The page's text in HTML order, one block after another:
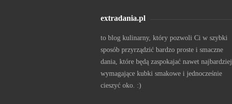
extradania.pl
to blog kulinarny, który pozwoli Ci w szybki
sposób przyrządzić bardzo proste i smaczne
dania, które będą zaspokajać nawet najbardziej
wymagające kubki smakowe i jednocześnie
cieszyć oko. :)